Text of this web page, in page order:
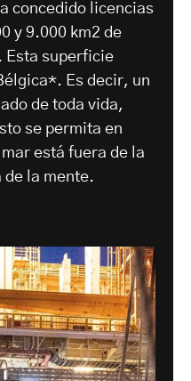
concedido licencias
y 9.000 km2 de
Esta superficie
Es decir, un
de toda vida,
se permita en
está fuera de la
la mente.